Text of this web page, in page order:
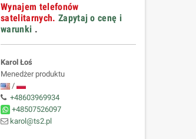
Wynajem telefonów
satelitarnych. Zapytaj o cenę i
warunki .
Karol Łoś
Menedżer produktu
/
+48603969934
+48507526097
karol@ts2.pl